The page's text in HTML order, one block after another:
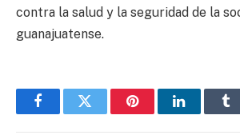
contra la salud y la seguridad de la
guanajuatense.
FacebookTwitter PinterestLinkedIn